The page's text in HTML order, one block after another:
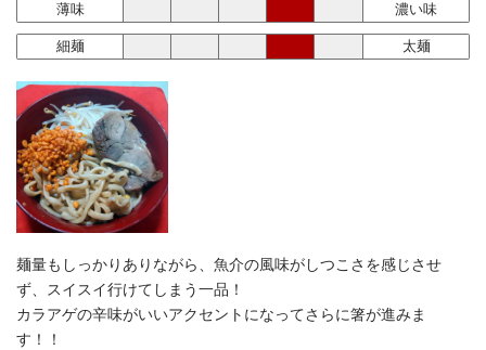
薄味 濃い味
細麺 太麺
麺量もしっかりありながら、魚介の風味がしつこさを感じさせ
ず、スイスイ行けてしまう一品！
カラアゲの辛味がいいアクセントになってさらに箸が進みま
す！！